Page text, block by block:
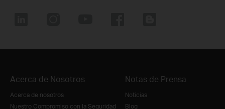
Acerca de Nosotros
Acerca de nosotros
Nuestro Compromiso con la Seguridad
Notas de Prensa
Noticias
Blog